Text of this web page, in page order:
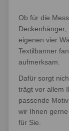
Ob für die
eigenen vier
Textilbanner
aufmerksam.
Dafür sorgt
trägt vor allem
passende
wir Ihnen
für Sie.